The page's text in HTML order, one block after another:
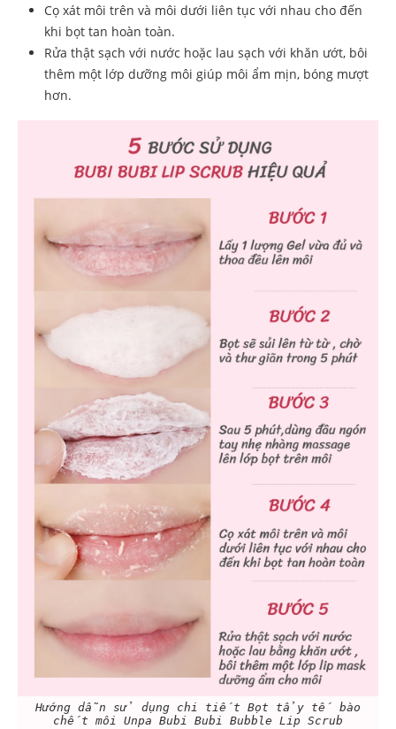
Cọ xát môi trên và môi dưới liên tục với nhau cho đến
khi bọt tan hoàn toàn.
Rửa thật sạch với nước hoặc lau sạch với khăn ướt, bôi
thêm một lớp dưỡng môi giúp môi ẩm mịn, bóng mượt
hơn.
Hướng dẫn sử dụng chi tiết Bọt tẩy tế bào
chết môi Unpa Bubi Bubi Bubble Lip Scrub